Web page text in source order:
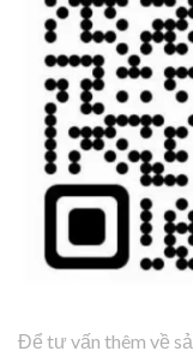
Để tư vấn thêm về